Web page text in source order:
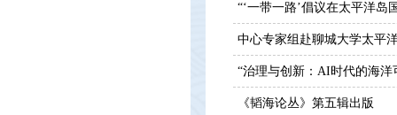
“‘一带一路’倡议在太平洋岛
中心专家组赴聊城大学太平
“治理与创新：AI时代的海
《韬海论丛》第五辑出版